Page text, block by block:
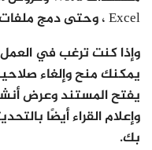
Excel ، وحتى دمج ملفات PDF متعددة في ملف جديد.
يمكنك منح وإلغاء
يفتح المستند وعرض
بك.